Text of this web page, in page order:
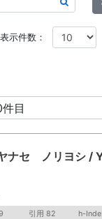
表示件数：
目
ナセ ノリヨシ /
引用 82 h-